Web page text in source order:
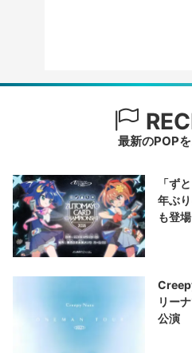
最新のPOPを
「ず
年ぶ
も登場
リー
公演